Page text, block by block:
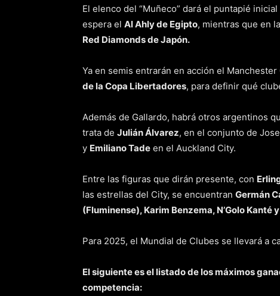
El elenco del “Muñeco” dará el puntapié
espera el Al Ahly de Egipto, mientras que en
Red Diamonds de Japón.
Ya en semis entrarán en acción el
de la Copa Libertadores, para definir qué
Además de Gallardo, habrá otros argentinos
trata de Julián Álvarez, en el conjunto de
y Emiliano Tade en el Auckland City.
Entre las figuras que dirán presente, con
las estrellas del City, se encuentran Germán
(Fluminense), Karim Benzema, N’Golo Kanté
Para 2025, el Mundial de Clubes se llevará a
El siguiente es el listado de los máximos
competencia: